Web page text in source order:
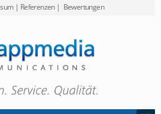
| Referenzen| Bewertungen